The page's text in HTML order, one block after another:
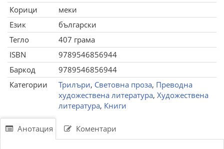
Корици
меки
Език
български
Тегло
407 грама
ISBN
9789546856944
Баркод
9789546856944
Категории
Трилъри, Световна проза, Преводна
художествена литература, Художествена
литература, Книги
Анотация Коментари